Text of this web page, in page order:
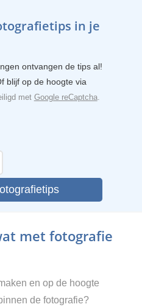
in je
ontvangen de tips al!
blijf op de hoogte via
met Google reCaptcha.
met fotografie
en op de hoogte
de fotografie?